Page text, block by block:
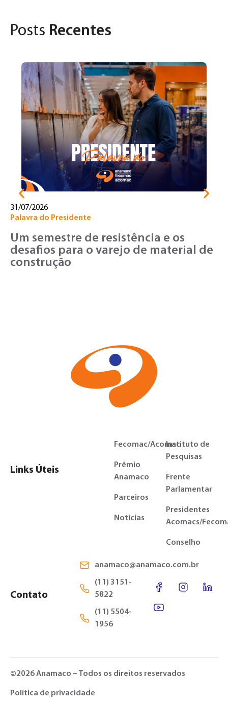
Posts Recentes
31/07/2026
Palavra do Presidente
Um semestre de resistência e os
desafios para o varejo de material de
construção
Links Úteis
Fecomac/Acomac
Prêmio
Anamaco
Parceiros
Notícias
Instituto de
Pesquisas
Frente
Parlamentar
Presidentes
Acomacs/
Conselho
Contato
anamaco@anamaco.com.br
(11) 3151-
5822
(11) 5504-
1956
©2026 Anamaco – Todos os direitos reservados
Política de privacidade